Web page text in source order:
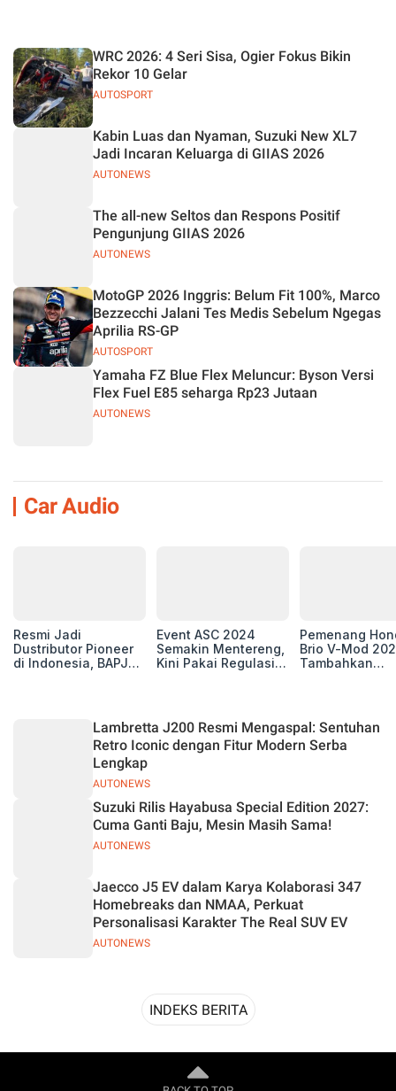
Basis Produksi
ASEAN
2026
AUTOSPORT
WRC 2026: 4 Seri Sisa, Ogier Fokus Bikin
Rekor 10 Gelar
AUTONEWS
Kabin Luas dan Nyaman, Suzuki New XL7
Jadi Incaran Keluarga di GIIAS 2026
AUTONEWS
The all-new Seltos dan Respons Positif
Pengunjung GIIAS 2026
AUTOSPORT
MotoGP 2026 Inggris: Belum Fit 100%, Marco
Bezzecchi Jalani Tes Medis Sebelum Ngegas
Aprilia RS-GP
AUTONEWS
Yamaha FZ Blue Flex Meluncur: Byson Versi
Flex Fuel E85 seharga Rp23 Jutaan
Car Audio
Resmi Jadi
Dustributor Pioneer
di Indonesia, BAPJ
Event ASC 2024
Semakin Mentereng,
Kini Pakai Regulasi
Pemenang
Brio V-Mod
Tambahkan
AUTONEWS
Lambretta J200 Resmi Mengaspal: Sentuhan
Retro Iconic dengan Fitur Modern Serba
Lengkap
AUTONEWS
Suzuki Rilis Hayabusa Special Edition 2027:
Cuma Ganti Baju, Mesin Masih Sama!
AUTONEWS
Jaecco J5 EV dalam Karya Kolaborasi 347
Homebreaks dan NMAA, Perkuat
Personalisasi Karakter The Real SUV EV
INDEKS BERITA